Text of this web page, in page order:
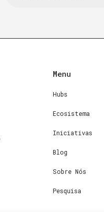
Menu
Hubs
Ecosistema
Iniciativas
Blog
Sobre Nós
Pesquisa